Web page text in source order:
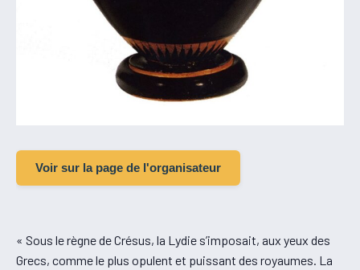
Voir sur la page de l'organisateur
« Sous le règne de Crésus, la Lydie s’imposait, aux yeux des
Grecs, comme le plus opulent et puissant des royaumes. La